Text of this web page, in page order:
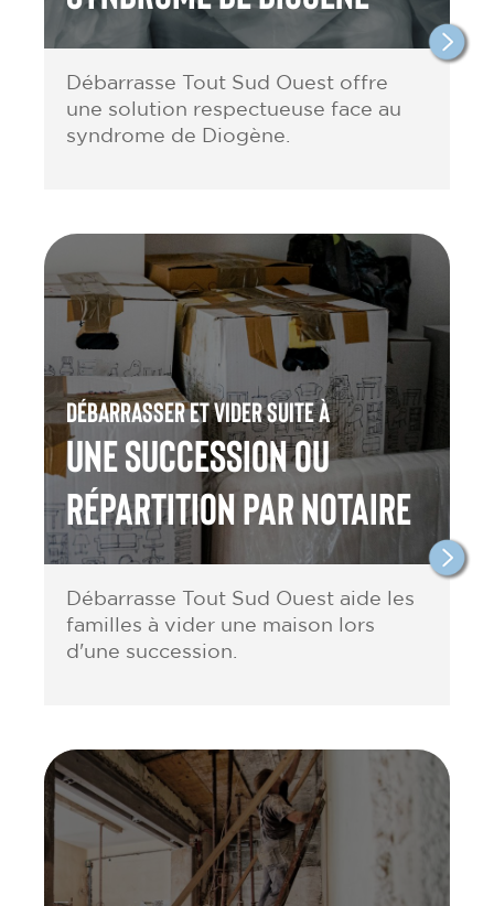
Débarrasse Tout Sud Ouest offre
une solution respectueuse face au
syndrome de Diogène.
Débarrasser et vider suite à
une Succession ou
répartition par notaire
Débarrasse Tout Sud Ouest aide les
familles à vider une maison lors
d'une succession.